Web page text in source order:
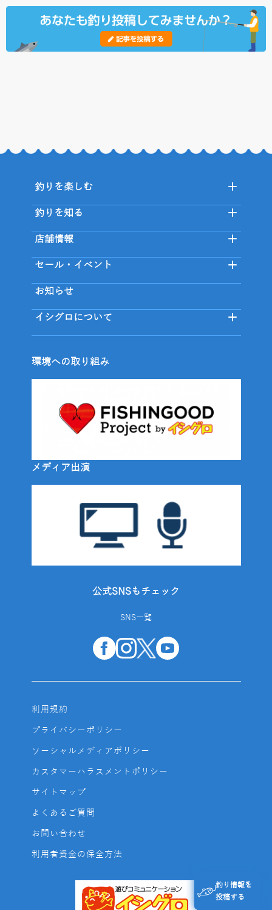
釣り情報を
投稿する
釣りを楽しむ
釣りを知る
店舗情報
セール・イベント
お知らせ
イシグロについて
環境への取り組み
メディア出演
公式SNSもチェック
SNS一覧
利用規約
プライバシーポリシー
ソーシャルメディアポリシー
カスタマーハラスメントポリシー
サイトマップ
よくあるご質問
お問い合わせ
利用者資金の保全方法